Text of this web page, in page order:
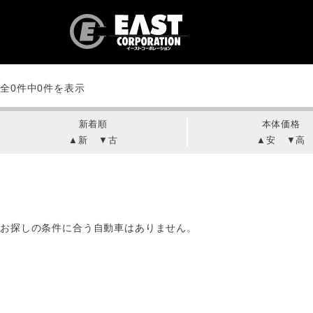
検索結果
全0件中0件を表示
新着順
▲新
▼古
本体価格
▲安
▼高
お探しの条件に合う自動車はありません。